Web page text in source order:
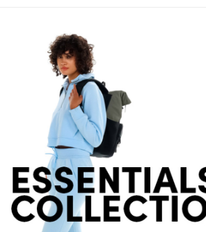
客戶支援中心」https://
【注意事項】
１．透過由恩沛科技股份有限公司提供之「
易，需依本服務之必要範圍內提供個人資料，並將
權轉讓予恩沛科技股份有限公司。
２．關於個人資料處理事宜，請瀏覽以下網址：
https://aftee.tw/terms/#terms3
３．未成年的使用者請事先徵得法定代理人或監護
「AFTEE先享後付」，若未經同意申辦者引起之損
４．使用「AFTEE先享後付」時，將依據個別帳號
時審查核予不同之上限額度；若仍有額度不足之情
請求用戶進行身份認證。
５．嚴禁一人註冊多個帳號或使用他人資訊註冊。
恩沛科技股份有限公司將有權停止該用戶之使用額
付款後門市自取
每筆NT$130，滿NT$3,000(含以上)免運費